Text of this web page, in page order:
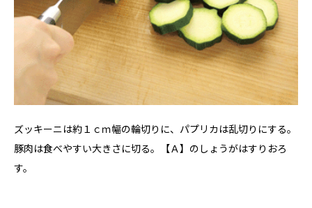
ズッキーニは約１ｃｍ幅の輪切りに、パプリカは乱切りにする。
豚肉は食べやすい大きさに切る。【Ａ】のしょうがはすりおろ
す。